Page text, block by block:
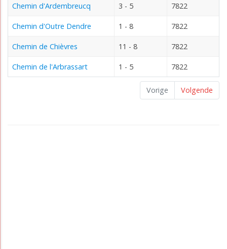
Chemin d'Ardembreucq 3 - 5 7822
Chemin d'Outre Dendre 1 - 8 7822
Chemin de Chièvres 11 - 8 7822
Chemin de l'Arbrassart 1 - 5 7822
Vorige Volgende